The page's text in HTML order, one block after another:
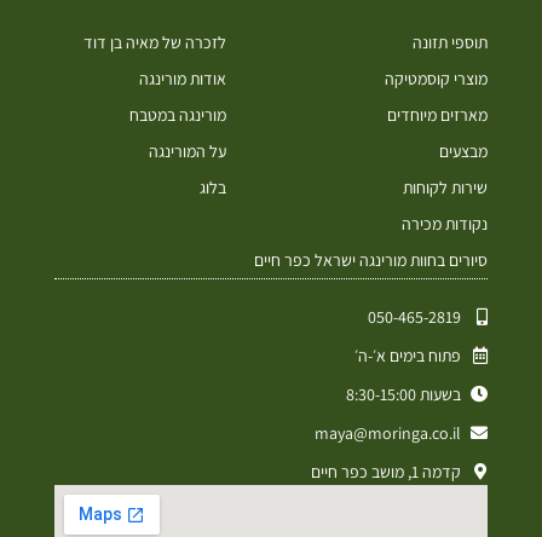
תוספי תזונה
מוצרי קוסמטיקה
מארזים מיוחדים
מבצעים
שירות לקוחות
נקודות מכירה
סיורים בחוות מורינגה ישראל כפר חיים
לזכרה של מאיה בן דוד
אודות מורינגה
מורינגה במטבח
על המורינגה
בלוג
050-465-2819⁩
פתוח בימים א׳-ה׳
בשעות 8:30-15:00
maya@moringa.co.il
קדמה 1, מושב כפר חיים